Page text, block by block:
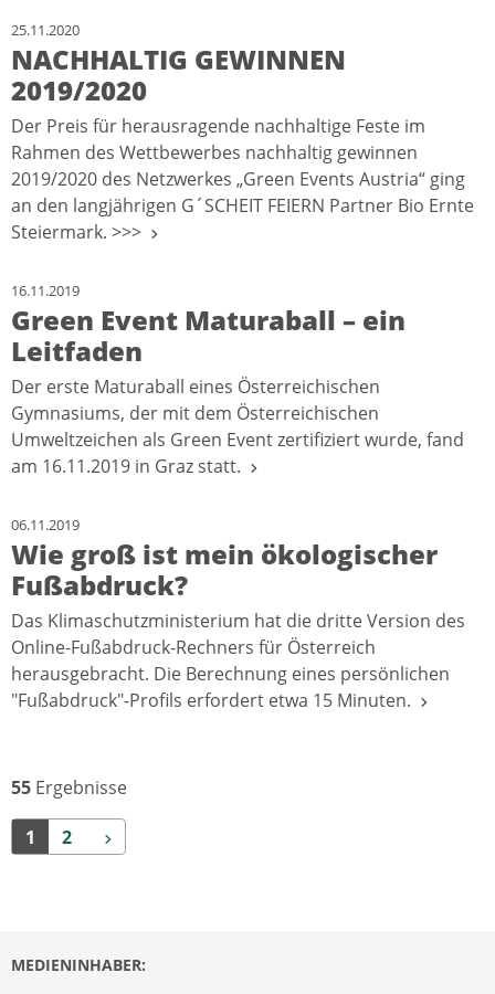
25.11.2020
NACHHALTIG GEWINNEN
2019/2020
Der Preis für herausragende nachhaltige Feste im
Rahmen des Wettbewerbes nachhaltig gewinnen
2019/2020 des Netzwerkes „Green Events Austria“ ging
an den langjährigen G´SCHEIT FEIERN Partner Bio Ernte
Steiermark. >>>
16.11.2019
Green Event Maturaball – ein
Leitfaden
Der erste Maturaball eines Österreichischen
Gymnasiums, der mit dem Österreichischen
Umweltzeichen als Green Event zertifiziert wurde, fand
am 16.11.2019 in Graz statt.
06.11.2019
Wie groß ist mein ökologischer
Fußabdruck?
Das Klimaschutzministerium hat die dritte Version des
Online-Fußabdruck-Rechners für Österreich
herausgebracht. Die Berechnung eines persönlichen
"Fußabdruck"-Profils erfordert etwa 15 Minuten.
55 Ergebnisse
1 2 Weiter
MEDIENINHABER: